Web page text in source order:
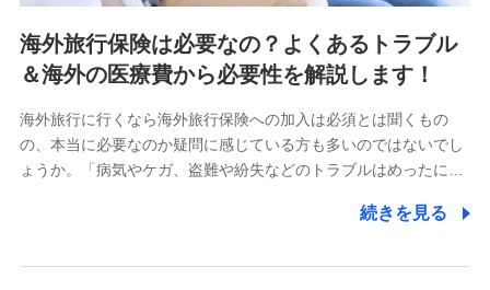
海外旅行保険は必要なの？よくあるトラブル
＆海外の医療費から必要性を解説します！
海外旅行に行くなら海外旅行保険への加入は必須とは聞くもの
の、本当に必要なのか疑問に感じている方も多いのではないでし
ょうか。「病気やケガ、盗難や紛失などのトラブルはめったに…
続きを見る